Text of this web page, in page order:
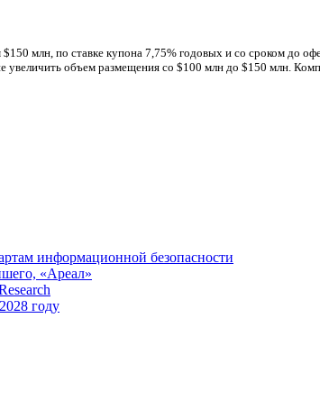
по ставке купона 7,75% годовых и со сроком до
объем размещения со $100 млн до $150 млн.
информационной безопасности
«Ареал»
году